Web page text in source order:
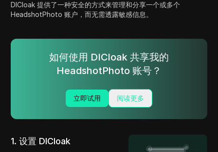
DICloak 提供了一种安全的方式来管理和分享一个或多个
HeadshotPhoto 账户，而无需透露敏感信息。
如何使用 DICloak 共享我的
HeadshotPhoto 账号？
立即试用 阅读更多
1. 设置 DICloak